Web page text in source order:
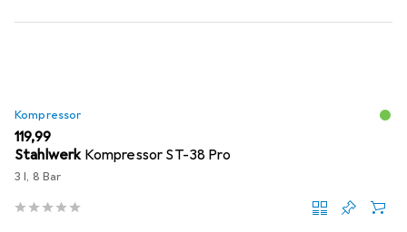
Kompressor
EUR
119,99
Stahlwerk Kompressor ST-38 Pro
3 l, 8 Bar